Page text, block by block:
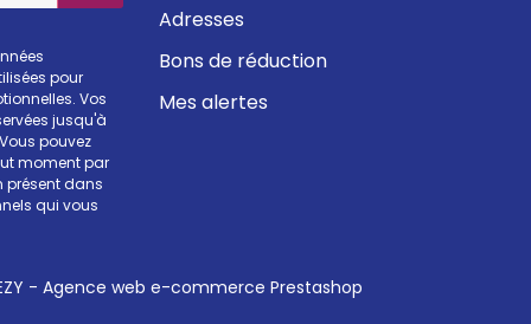
pour
Vos
jusqu'à
pouvez
moment par
présent dans
qui vous
Adresses
Bons de réduction
Mes alertes
- Agence web e-commerce Prestashop